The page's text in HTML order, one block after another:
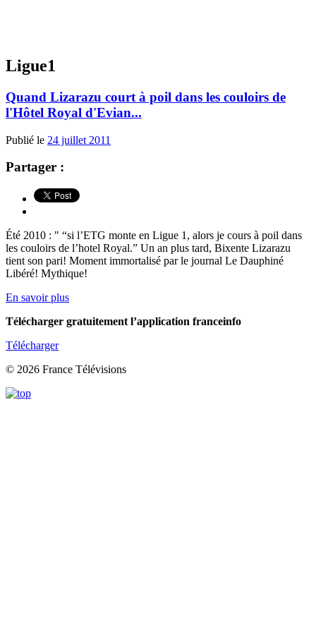
Ligue1
Quand Lizarazu court à poil dans les couloirs de
l'Hôtel Royal d'Evian...
Publié le 24 juillet 2011
Partager :
Été 2010 : " “si l’ETG monte en Ligue 1, alors je cours à poil dans
les couloirs de l’hotel Royal.” Un an plus tard, Bixente Lizarazu
tient son pari! Moment immortalisé par le journal Le Dauphiné
Libéré! Mythique!
En savoir plus
Télécharger gratuitement l’application franceinfo
Télécharger
© 2026 France Télévisions